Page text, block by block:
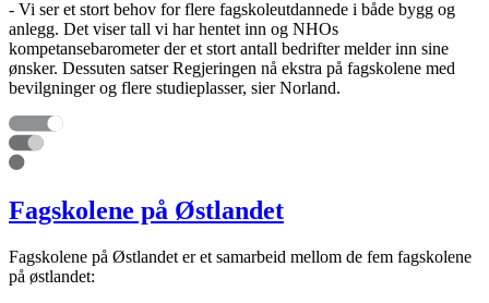
- Vi ser et stort behov for flere fagskoleutdannede i både bygg og
anlegg. Det viser tall vi har hentet inn og NHOs
kompetansebarometer der et stort antall bedrifter melder inn sine
ønsker. Dessuten satser Regjeringen nå ekstra på fagskolene med
bevilgninger og flere studieplasser, sier Norland.
Fagskolene på Østlandet
Fagskolene på Østlandet er et samarbeid mellom de fem fagskolene
på østlandet: